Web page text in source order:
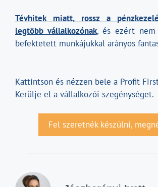
Tévhitek miatt, rossz a
legtöbb vállalkozónak, és ezért
befektetett munkájukkal arányos
Kattintson és nézzen bele a Profit
Kerülje el a vállalkozói szegénységet.
Fel szeretnék készülni,